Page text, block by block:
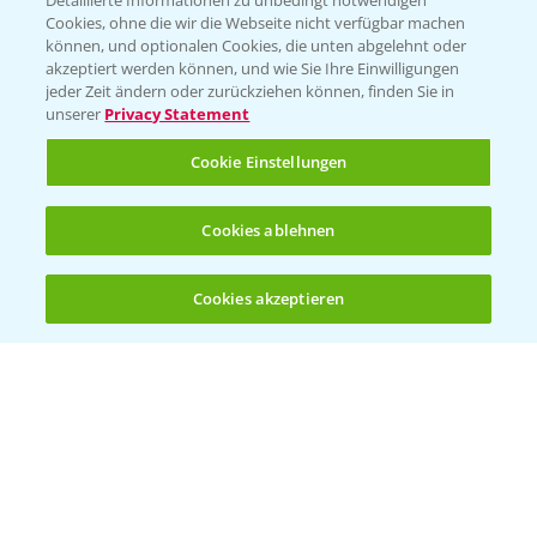
(noch 4)
Folgen Sie uns
Allgemeine Nutzungsbedingungen
Datenschutzerklärung
Cookies, ohne die wir die Webseite nicht verfügbar machen
können, und optionalen Cookies, die unten abgelehnt oder
akzeptiert werden können, und wie Sie Ihre Einwilligungen
jeder Zeit ändern oder zurückziehen können, finden Sie in
unserer Privacy Statement
Cookie Einstellungen
Cookies ablehnen
Cookies akzeptieren